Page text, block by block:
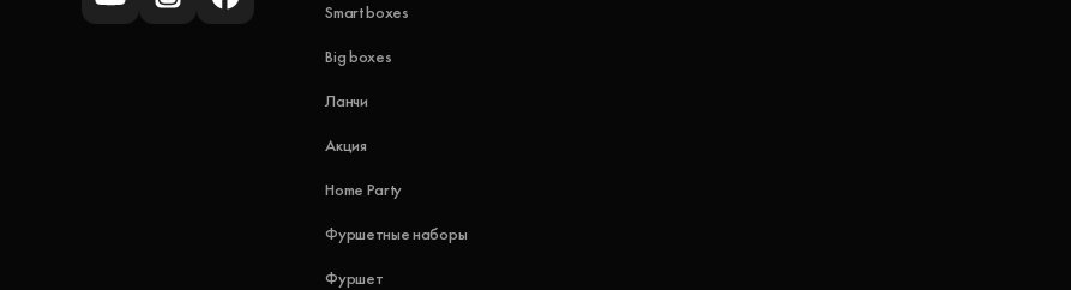
Smart boxes
Big boxes
Ланчи
Акция
Home Party
Фуршетные наборы
Фуршет